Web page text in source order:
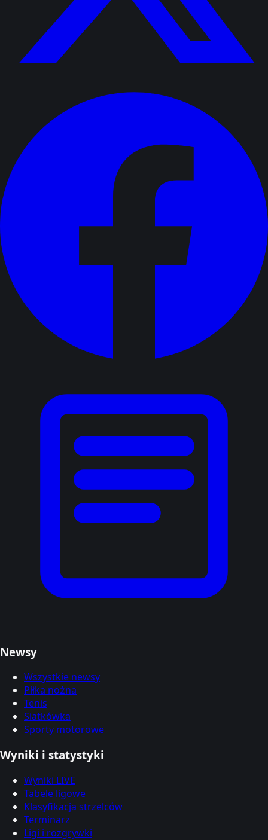
Newsy
Wszystkie newsy
Piłka nożna
Tenis
Siatkówka
Sporty motorowe
Wyniki i statystyki
Wyniki LIVE
Tabele ligowe
Klasyfikacja strzelców
Terminarz
Ligi i rozgrywki